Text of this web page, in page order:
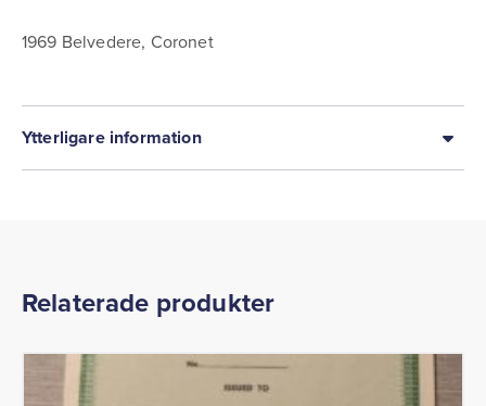
1969 Belvedere, Coronet
Ytterligare information
Relaterade produkter